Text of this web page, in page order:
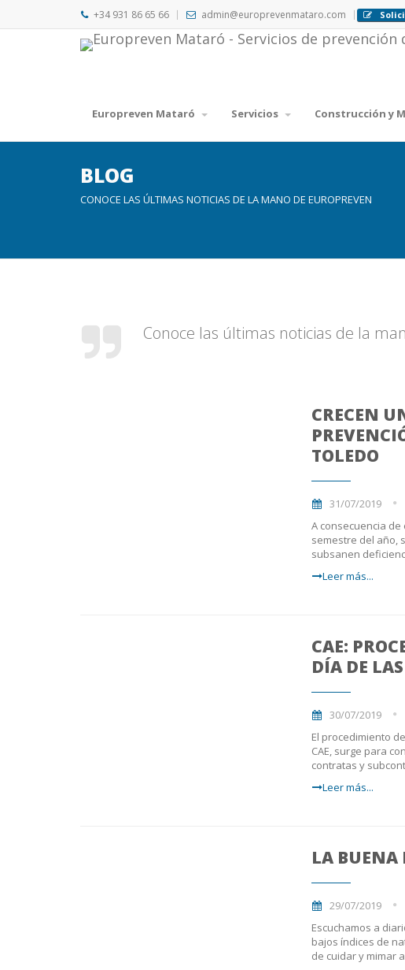
+34 931 86 65 66 admin@europrevenmataro.com
Europreven Mataró Servicios Construcción y
BLOG
CONOCE LAS ÚLTIMAS NOTICIAS DE LA MANO DE EUROPREVEN
Conoce las últimas noticias de la
CRECEN
TOLEDO
31/07/2019
A consecuencia
semestre del año,
subsanen
Leer más...
CAE:
DÍA DE
30/07/2019
El procedimiento
CAE, surge para
contratas y
Leer más...
LA BUENA
29/07/2019
Escuchamos a
bajos índices de
de cuidar y mimar